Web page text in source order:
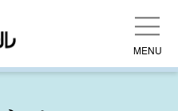
MENU